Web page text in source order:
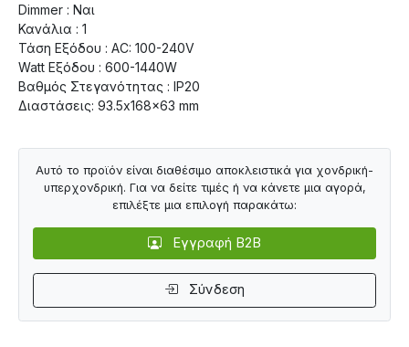
Dimmer : Ναι
Κανάλια : 1
Τάση Εξόδου : AC: 100-240V
Watt Εξόδου : 600-1440W
Βαθμός Στεγανότητας : IP20
Διαστάσεις: 93.5x168x63 mm
Αυτό το προϊόν είναι διαθέσιμο αποκλειστικά για χονδρική-
υπερχονδρική. Για να δείτε τιμές ή να κάνετε μια αγορά,
επιλέξτε μια επιλογή παρακάτω:
Εγγραφή B2B
Σύνδεση